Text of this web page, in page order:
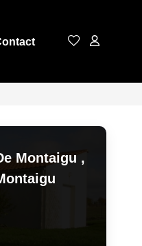
Montaigu ,